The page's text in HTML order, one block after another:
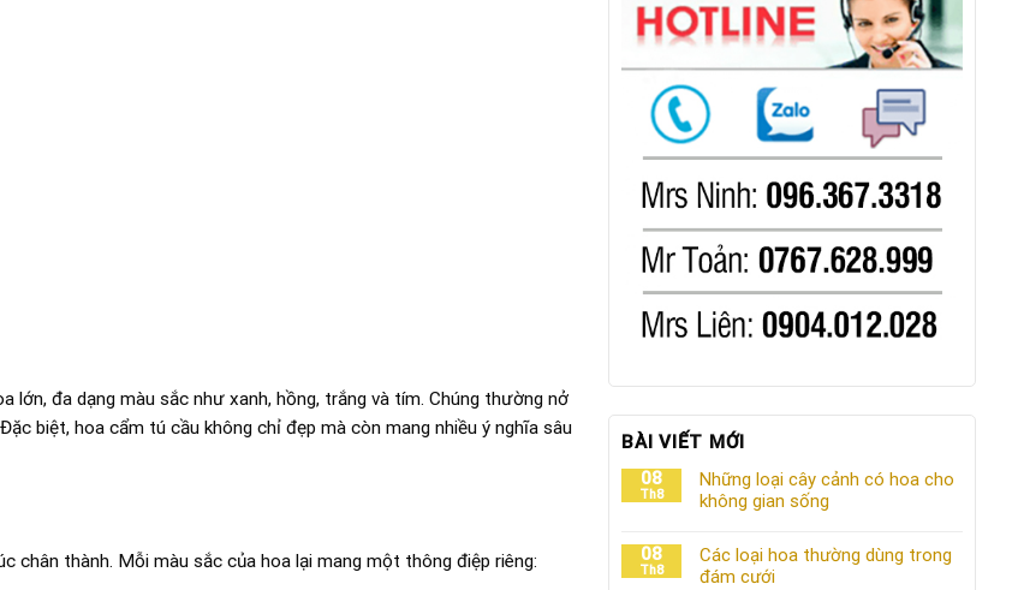
đa dạng màu sắc như xanh, hồng, trắng và tím. Chúng thường nở
biệt, hoa cẩm tú cầu không chỉ đẹp mà còn mang nhiều ý nghĩa sâu
thành. Mỗi màu sắc của hoa lại mang một thông điệp riêng:
BÀI VIẾT MỚI
08
Th8
Những loại cây cảnh có hoa cho
không gian sống
08
Th8
Các loại hoa thường dùng trong
đám cưới